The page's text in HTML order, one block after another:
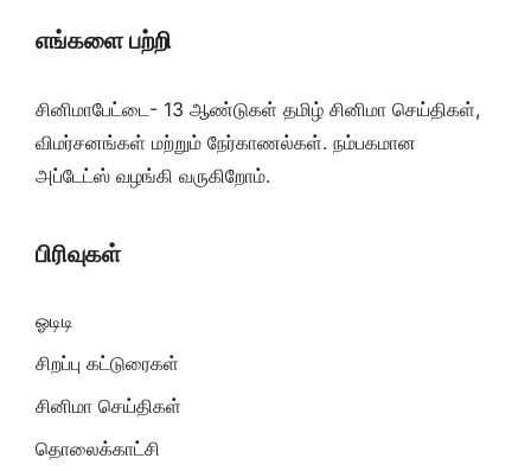
எங்களை பற்றி
சினிமாபேட்டை- 13 ஆண்டுகள் தமிழ் சினிமா செய்திகள்,
விமர்சனங்கள் மற்றும் நேர்காணல்கள். நம்பகமான
அப்டேட்ஸ் வழங்கி வருகிறோம்.
பிரிவுகள்
ஓடிடி
சிறப்பு கட்டுரைகள்
சினிமா செய்திகள்
தொலைக்காட்சி